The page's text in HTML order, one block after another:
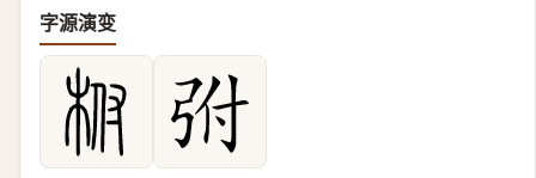
字源演变